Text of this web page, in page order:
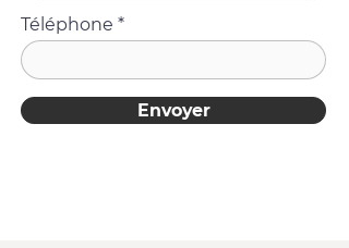
Téléphone
Envoyer